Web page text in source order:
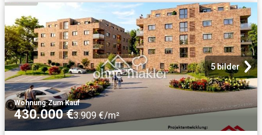
5 bilder
Wohnung·Zum Kauf
430.000 €3.909 €/m²